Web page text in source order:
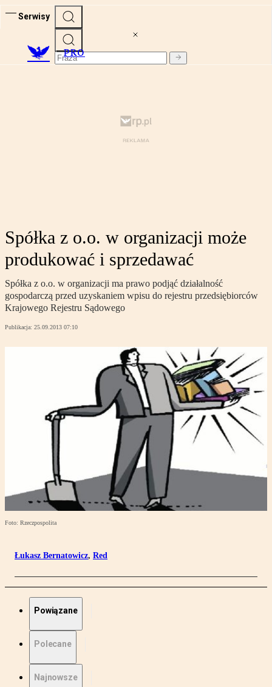
Serwisy
PRO
Spółka z o.o. w organizacji może
produkować i sprzedawać
Spółka z o.o. w organizacji ma prawo podjąć działalność
gospodarczą przed uzyskaniem wpisu do rejestru przedsiębiorców
Krajowego Rejestru Sądowego
Publikacja: 25.09.2013 07:10
Foto: Rzeczpospolita
Łukasz Bernatowicz, Red
Powiązane
Polecane
Najnowsze